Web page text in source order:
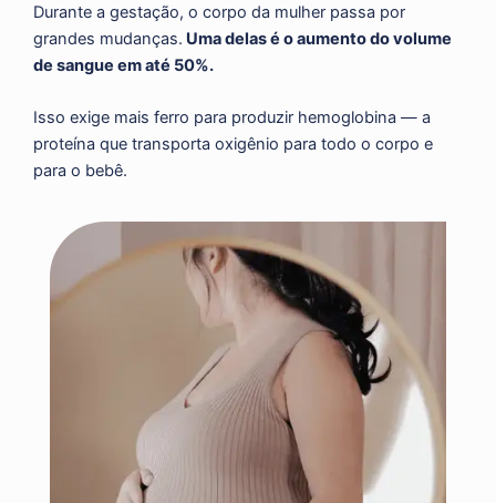
Durante a gestação, o corpo da mulher passa por
grandes mudanças. Uma delas é o aumento do volume
de sangue em até 50%.
Isso exige mais ferro para produzir hemoglobina — a
proteína que transporta oxigênio para todo o corpo e
para o bebê.